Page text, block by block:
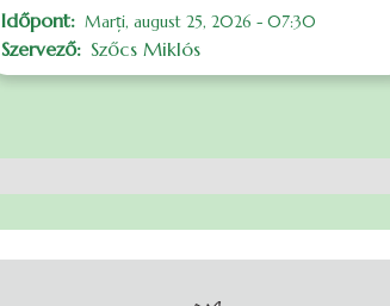
Időpont Marți, august 25, 2026 - 07:30
Szervező Szőcs Miklós